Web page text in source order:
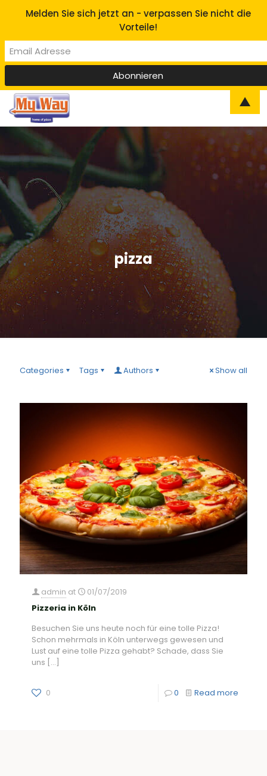
pizza
Categories Tags Authors Show all
admin at
01/07/2019
Pizzeria in Köln
Besuchen Sie uns heute noch für eine tolle Pizza!
Schon mehrmals in Köln unterwegs gewesen und
Lust auf eine tolle Pizza gehabt? Schade, dass Sie
uns […]
0 0 Read more
Melden Sie sich jetzt an - verpassen Sie nicht die
Vorteile!
▲